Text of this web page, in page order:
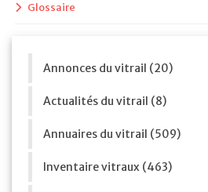
Glossaire
Annonces du vitrail (20)
Actualités du vitrail (8)
Annuaires du vitrail (509)
Inventaire vitraux (463)